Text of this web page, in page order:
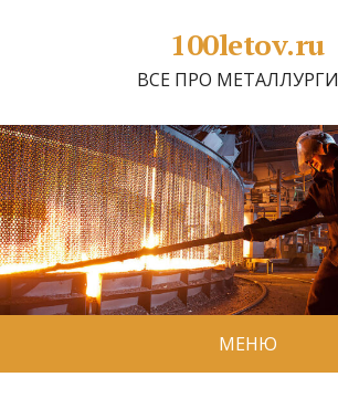
100letov.ru
ВСЕ ПРО
МЕНЮ